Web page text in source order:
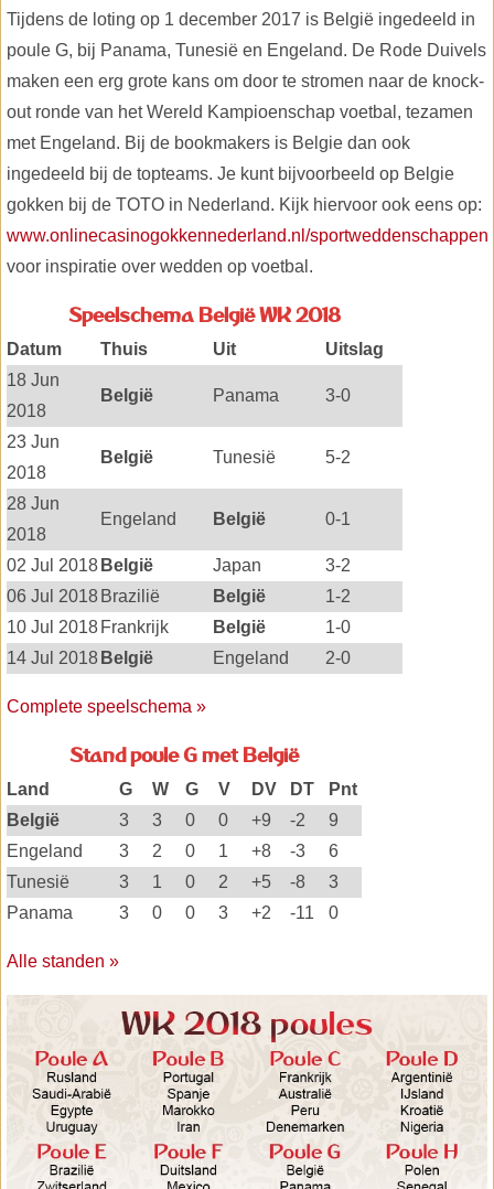
Tijdens de loting op 1 december 2017 is België ingedeeld in
poule G, bij Panama, Tunesië en Engeland. De Rode Duivels
maken een erg grote kans om door te stromen naar de knock-
out ronde van het Wereld Kampioenschap voetbal, tezamen
met Engeland. Bij de bookmakers is Belgie dan ook
ingedeeld bij de topteams. Je kunt bijvoorbeeld op Belgie
gokken bij de TOTO in Nederland. Kijk hiervoor ook eens op:
www.onlinecasinogokkennederland.nl/sportweddenschappen
voor inspiratie over wedden op voetbal.
Speelschema België WK 2018
Datum Thuis Uit
Uitslag
18 Jun
2018
België Panama 3-0
23 Jun
2018
België Tunesië 5-2
28 Jun
2018
Engeland België 0-1
02 Jul 2018 België Japan
3-2
06 Jul 2018 Brazilië België
1-2
10 Jul 2018 Frankrijk België
1-0
14 Jul 2018 België Engeland 2-0
Complete speelschema »
Stand poule G met België
Land G W G V DV DT
Pnt
België
3 3 0 0 +9 -2
9
Engeland
3 2 0 1 +8 -3
6
Tunesië
3 1 0 2 +5 -8
3
Panama
3 0 0 3 +2 -11 0
Alle standen »